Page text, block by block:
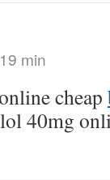
min
cheap
40mg